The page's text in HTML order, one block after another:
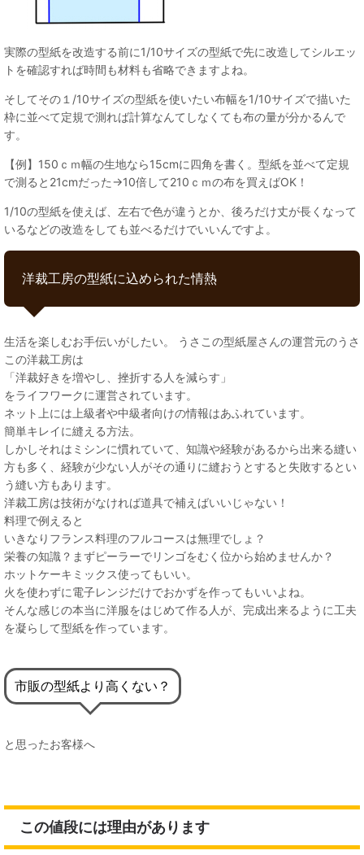
実際の型紙を改造する前に1/10サイズの型紙で先に改造してシルエッ
トを確認すれば時間も材料も省略できますよね。
そしてその１/10サイズの型紙を使いたい布幅を1/10サイズで描いた
枠に並べて定規で測れば計算なんてしなくても布の量が分かるんで
す。
【例】150ｃｍ幅の生地なら15cmに四角を書く。型紙を並べて定規
で測ると21cmだった→10倍して210ｃｍの布を買えばOK！
1/10の型紙を使えば、左右で色が違うとか、後ろだけ丈が長くなって
いるなどの改造をしても並べるだけでいいんですよ。
洋裁工房の型紙に込められた情熱
生活を楽しむお手伝いがしたい。 うさこの型紙屋さんの運営元のうさ
この洋裁工房は
「洋裁好きを増やし、挫折する人を減らす」
をライフワークに運営されています。
ネット上には上級者や中級者向けの情報はあふれています。
簡単キレイに縫える方法。
しかしそれはミシンに慣れていて、知識や経験があるから出来る縫い
方も多く、経験が少ない人がその通りに縫おうとすると失敗するとい
う縫い方もあります。
洋裁工房は技術がなければ道具で補えばいいじゃない！
料理で例えると
いきなりフランス料理のフルコースは無理でしょ？
栄養の知識？まずピーラーでリンゴをむく位から始めませんか？
ホットケーキミックス使ってもいい。
火を使わずに電子レンジだけでおかずを作ってもいいよね。
そんな感じの本当に洋服をはじめて作る人が、完成出来るように工夫
を凝らして型紙を作っています。
市販の型紙より高くない？
と思ったお客様へ
この値段には理由があります